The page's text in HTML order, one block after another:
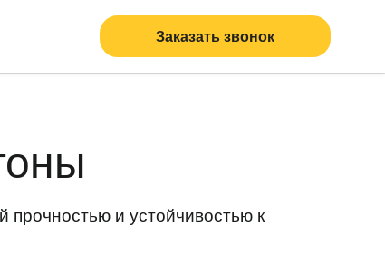
Заказать звонок
прочностью и устойчивостью к